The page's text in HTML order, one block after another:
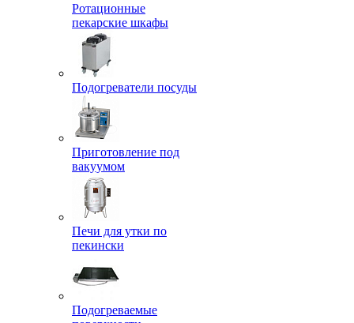
Ротационные
пекарские шкафы
Подогреватели посуды
Приготовление под
вакуумом
Печи для утки по
пекински
Подогреваемые